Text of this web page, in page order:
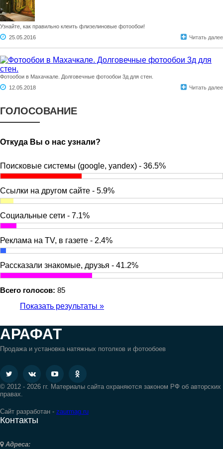
Узнайте, как правильно клеить флизелиновые фотообои!
25.05.2016
Читать далее
Фотообои в Махачкале. Долговечные фотообои 3д для стен.
12.05.2018
Читать далее
ГОЛОСОВАНИЕ
Откуда Вы о нас узнали?
Поисковые системы (google, yandex) - 36.5%
Ссылки на другом сайте - 5.9%
Социальные сети - 7.1%
Реклама на TV, в газете - 2.4%
Рассказали знакомые, друзья - 41.2%
Всего голосов: 85
Показать результаты »
АРАФАТ
Продажа и установка натяжных потолков и фотообоев
© 2012 - 2026 гг. Материалы сайта охраняются законом РФ об авторских
правах.
Сайт разработан - zaurmag.ru
Контакты
Адреса: